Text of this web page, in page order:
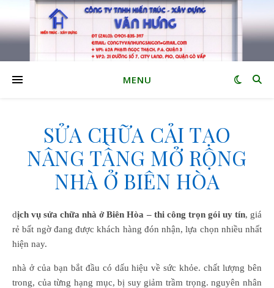
MENU
SỬA CHỮA CẢI TẠO
NÂNG TẦNG MỞ RỘNG
NHÀ Ở BIÊN HÒA
dịch vụ sửa chữa nhà ở Biên Hòa – thi công trọn gói uy tín, giá
rẻ bất ngờ đang được khách hàng đón nhận, lựa chọn nhiều nhất
hiện nay.
nhà ở của bạn bắt đầu có dấu hiệu về sức khỏe. chất lượng bên
trong, của từng hạng mục, bị suy giảm trầm trọng. nguyên nhân